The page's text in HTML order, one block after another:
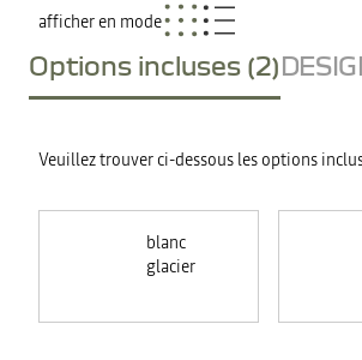
afficher en mode
Options incluses (2)
Veuillez trouver ci-dessous les options
blanc
glacier